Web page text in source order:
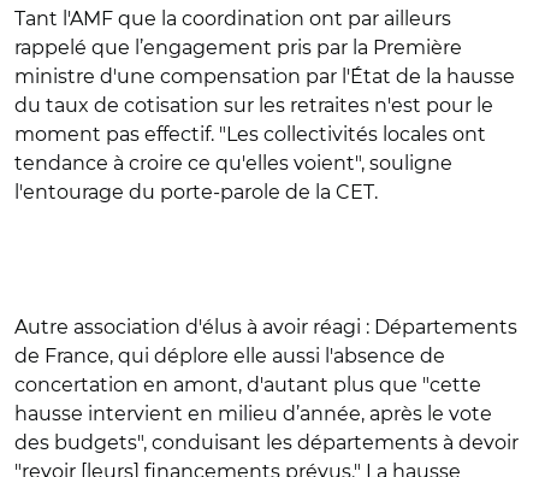
Tant l'AMF que la coordination ont par ailleurs
rappelé que l’engagement pris par la Première
ministre d'une compensation par l'État de la hausse
du taux de cotisation sur les retraites n'est pour le
moment pas effectif. "Les collectivités locales ont
tendance à croire ce qu'elles voient", souligne
l'entourage du porte-parole de la CET.
Autre association d'élus à avoir réagi : Départements
de France, qui déplore elle aussi l'absence de
concertation en amont, d'autant plus que "cette
hausse intervient en milieu d’année, après le vote
des budgets", conduisant les départements à devoir
"revoir [leurs] financements prévus." La hausse